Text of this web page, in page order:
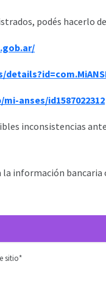
podés hacerlo
anses/id1587022312
inconsistencias
información bancaria
sitio*